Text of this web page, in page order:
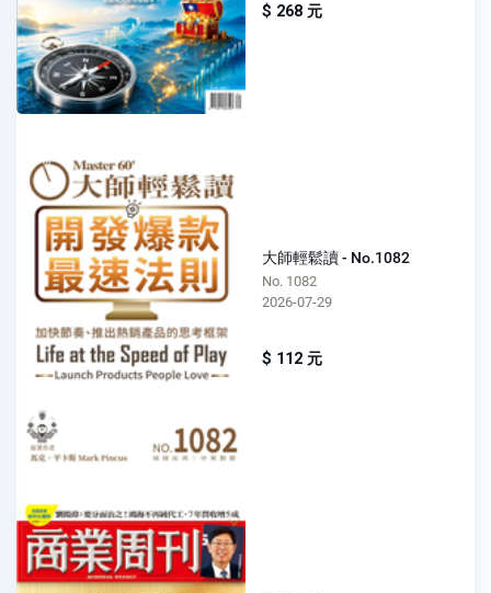
$ 268 元
大師輕鬆讀 - No.1082
No. 1082
2026-07-29
$ 112 元